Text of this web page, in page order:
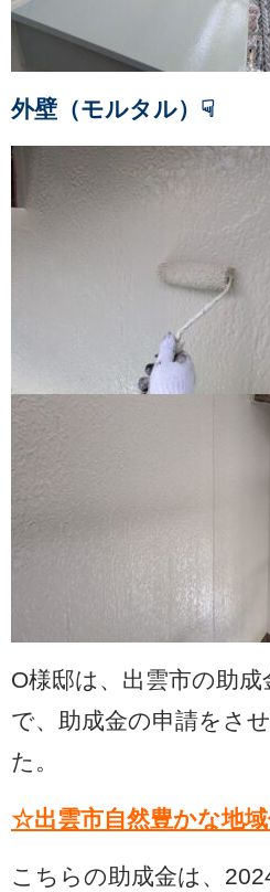
外壁（モルタル）☟
O様邸は、出雲市の助
で、助成金の申請をさ
た。
☆出雲市自然豊かな地
こちらの助成金は、